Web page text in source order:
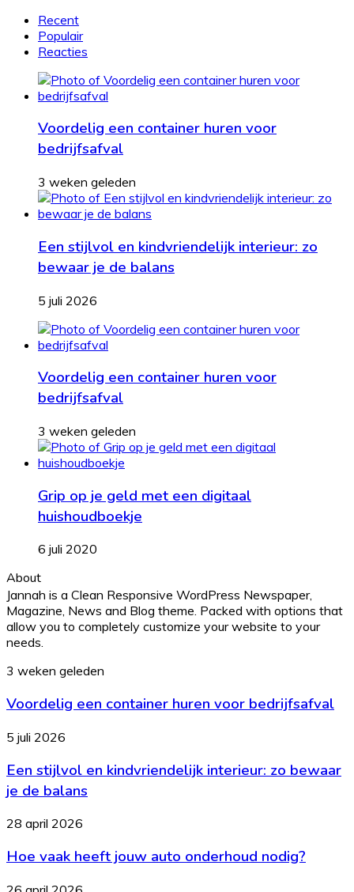
Recent
Populair
Reacties
Voordelig een container huren voor
bedrijfsafval
3 weken geleden
Een stijlvol en kindvriendelijk interieur: zo
bewaar je de balans
5 juli 2026
Voordelig een container huren voor
bedrijfsafval
3 weken geleden
Grip op je geld met een digitaal
huishoudboekje
6 juli 2020
About
Jannah is a Clean Responsive WordPress Newspaper,
Magazine, News and Blog theme. Packed with options that
allow you to completely customize your website to your
needs.
Voordelig
container
voor
bedrijfsafval
3 weken geleden
Voordelig een container huren voor bedrijfsafval
Een
en
kindvriendelijk
interieur:
bewaar
de
5 juli 2026
Een stijlvol en kindvriendelijk interieur: zo bewaar
je de balans
Hoe
heeft
auto
28 april 2026
Hoe vaak heeft jouw auto onderhoud nodig?
Wanneer